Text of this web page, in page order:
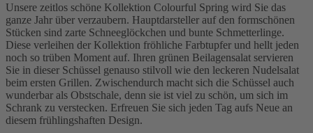
Unsere zeitlos schöne Kollektion Colourful Spring wird Sie das
ganze Jahr über verzaubern. Hauptdarsteller auf den formschönen
Stücken sind zarte Schneeglöckchen und bunte Schmetterlinge.
Diese verleihen der Kollektion fröhliche Farbtupfer und hellt jeden
noch so trüben Moment auf. Ihren grünen Beilagensalat servieren
Sie in dieser Schüssel genauso stilvoll wie den leckeren Nudelsalat
beim ersten Grillen. Zwischendurch macht sich die Schüssel auch
wunderbar als Obstschale, denn sie ist viel zu schön, um sich im
Schrank zu verstecken. Erfreuen Sie sich jeden Tag aufs Neue an
diesem frühlingshaften Design.